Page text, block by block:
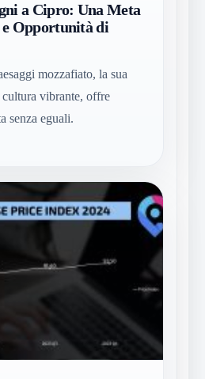
a Cipro: Una Meta
Opportunità di
mozzafiato, la sua
cultura vibrante, offre
senza eguali.